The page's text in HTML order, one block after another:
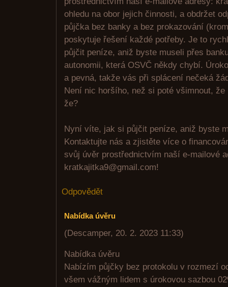
ohledu na obor jejich činnosti, a obdržet
půjčka bez banky a bez prokazování
poskytuje řešení každé potřeby. Je to
půjčit peníze, aniž byste museli přes
autonomii, která OSVČ někdy chybí.
a pevná, takže vás při splácení nečeká
Není nic horšího, než si poté všimnout,
že?
Nyní víte, jak si půjčit peníze, aniž byste
Kontaktujte nás a zjistěte více o
svůj úvěr prostřednictvím naší e-mailové
kratkajitka9@gmail.com!
Odpovědět
Nabídka úvěru
(Descamper, 20. 2. 2023 11:33)
Nabídka úvěru
Nabízím půjčky bez protokolu v rozmezí
všem vážným lidem s úrokovou sazbou